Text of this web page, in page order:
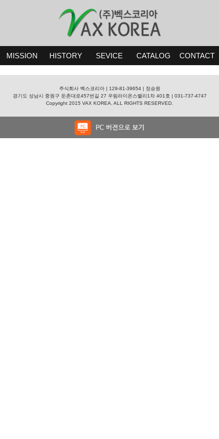
MISSION HISTORY SEVICE CATALOG CONTACT
주식회사 벡스코리아 | 129-81-39654 | 정승원
경기도 성남시 중원구 둔촌대로457번길 27 우림라이온스밸리1차 401호 | 031-737-4747
Copyright 2015 VAX KOREA. ALL RIGHTS RESERVED.